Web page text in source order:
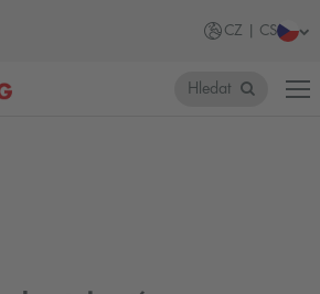
CZ | CS
Hledat